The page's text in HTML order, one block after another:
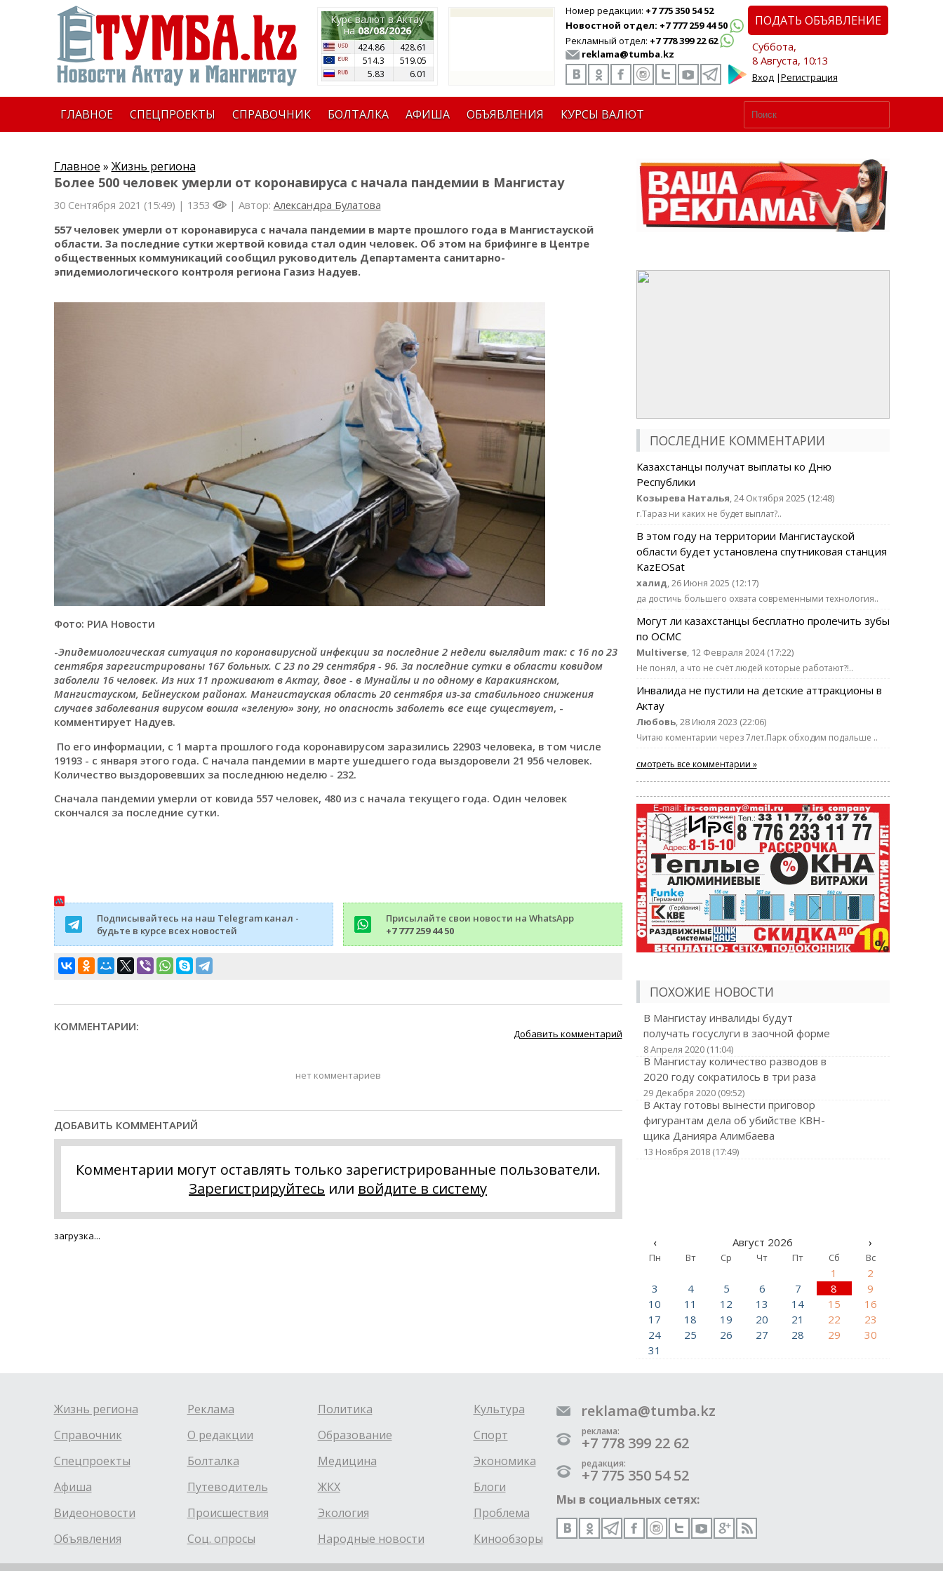
Курс валют в Актау
на08/08/2026
424.86
428.61
514.3
519.05
5.83
6.01
Номер редакции: +7 775 350 54 52
Новостной отдел: +7 777 259 44 50
Рекламный отдел: +7 778 399 22 62
reklama@tumba.kz
ПОДАТЬ ОБЪЯВЛЕНИЕ
Суббота,
8 Августа, 10:13
Вход|Регистрация
ГЛАВНОЕ СПЕЦПРОЕКТЫ СПРАВОЧНИК БОЛТАЛКА АФИША ОБЪЯВЛЕНИЯ КУРСЫ ВАЛЮТ
Главное » Жизнь региона
Более 500 человек умерли от коронавируса с начала пандемии в Мангистау
30 Сентября 2021 (15:49) | 1353 | Автор: Александра Булатова
557 человек умерли от коронавируса с начала пандемии в марте прошлого года в Мангистауской
области. За последние сутки жертвой ковида стал один человек. Об этом на брифинге в Центре
общественных коммуникаций сообщил руководитель Департамента санитарно-
эпидемиологического контроля региона Газиз Надуев.
Фото: РИА Новости
-Эпидемиологическая ситуация по коронавирусной инфекции за последние 2 недели выглядит так: с 16 по 23
сентября зарегистрированы 167 больных. С 23 по 29 сентября - 96. За последние сутки в области ковидом
заболели 16 человек. Из них 11 проживают в Актау, двое - в Мунайлы и по одному в Каракиянском,
Мангистауском, Бейнеуском районах. Мангистауская область 20 сентября из-за стабильного снижения
случаев заболевания вирусом вошла «зеленую» зону, но опасность заболеть все еще существует, -
комментирует Надуев.
По его информации, с 1 марта прошлого года коронавирусом заразились 22903 человека, в том числе
19193 - с января этого года. С начала пандемии в марте ушедшего года выздоровели 21 956 человек.
Количество выздоровевших за последнюю неделю - 232.
Сначала пандемии умерли от ковида 557 человек, 480 из с начала текущего года. Один человек
скончался за последние сутки.
Подписывайтесь на наш Telegram канал -
будьте в курсе всех новостей
Присылайте свои новости на WhatsApp
+7 777 259 44 50
КОММЕНТАРИИ:
Добавить комментарий
нет комментариев
ДОБАВИТЬ КОММЕНТАРИЙ
Комментарии могут оставлять только зарегистрированные пользователи.
Зарегистрируйтесь или войдите в систему
загрузка...
ПОСЛЕДНИЕ КОММЕНТАРИИ
Казахстанцы получат выплаты ко Дню
Республики
Козырева Наталья, 24 Октября 2025 (12:48)
г.Тараз ни каких не будет выплат?..
В этом году на территории Мангистауской
области будет установлена спутниковая станция
KazEOSat
халид, 26 Июня 2025 (12:17)
да достичь большего охвата современными технология..
Могут ли казахстанцы бесплатно пролечить зубы
по ОСМС
Multiverse, 12 Февраля 2024 (17:22)
Не понял, а что не счёт людей которые работают?!..
Инвалида не пустили на детские аттракционы в
Актау
Любовь, 28 Июля 2023 (22:06)
Читаю коментарии через 7лет.Парк обходим подальше ..
смотреть все комментарии »
ПОХОЖИЕ НОВОСТИ
В Мангистау инвалиды будут
получать госуслуги в заочной форме
8 Апреля 2020 (11:04)
В Мангистау количество разводов в
2020 году сократилось в три раза
29 Декабря 2020 (09:52)
В Актау готовы вынести приговор
фигурантам дела об убийстве КВН-
щика Данияра Алимбаева
13 Ноября 2018 (17:49)
‹ Август 2026 ›
Пн Вт Ср Чт Пт Сб Вс
1
2
3
4 5 6 7 8
9
10
11 12 13 14 15
16
17
18 19 20 21 22
23
24
25 26 27 28 29
30
31
Жизнь региона
Справочник
Спецпроекты
Афиша
Видеоновости
Объявления
Реклама
О редакции
Болталка
Путеводитель
Происшествия
Соц. опросы
Политика
Образование
Медицина
ЖКХ
Экология
Народные новости
Культура
Спорт
Экономика
Блоги
Проблема
Кинообзоры
reklama@tumba.kz
реклама:
+7 778 399 22 62
редакция:
+7 775 350 54 52
Мы в социальных сетях: